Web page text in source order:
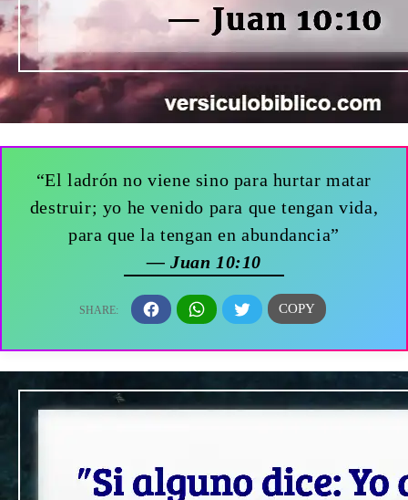
“El ladrón no viene sino para hurtar matar
destruir; yo he venido para que tengan vida,
para que la tengan en abundancia”
— Juan 10:10